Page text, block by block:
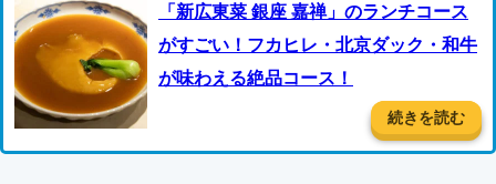
「新広東菜 銀座 嘉禅」のランチコース
がすごい！フカヒレ・北京ダック・和牛
が味わえる絶品コース！
続きを読む